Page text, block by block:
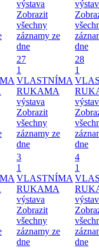
výstava
Zobrazit
všechny
záznamy ze
dne
dne
27
1
VLASTNÍMA
RUKAMA
výstava
Zobrazit
všechny
záznamy ze
dne
28
1
dne
3
1
VLASTNÍMA
RUKAMA
výstava
Zobrazit
všechny
záznamy ze
dne
4
1
dne